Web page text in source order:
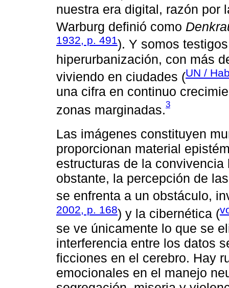
nuestra era digital, razón por
Warburg definió como
1932, p. 491). Y somos
hiperurbanización, con más
viviendo en ciudades (UN /
una cifra en continuo
zonas marginadas.3
Las imágenes constituyen
proporcionan material
estructuras de la
obstante, la percepción de
se enfrenta a un obstáculo,
2002, p. 168) y la cibernética (
se ve únicamente lo que se
interferencia entre los datos
ficciones en el cerebro. Hay
emocionales en el manejo